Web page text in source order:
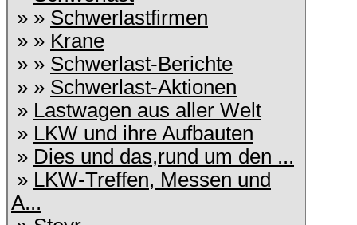
» » Schwerlastfirmen
» » Krane
» » Schwerlast-Berichte
» » Schwerlast-Aktionen
» Lastwagen aus aller Welt
» LKW und ihre Aufbauten
» Dies und das,rund um den ...
» LKW-Treffen, Messen und
A...